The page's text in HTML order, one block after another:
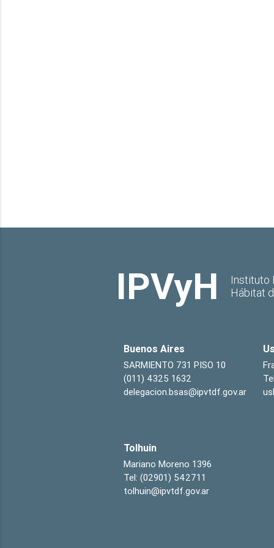
IPVyH
Instituto
Hábitat
Buenos Aires
SARMIENTO 731 PISO 10
(011) 4325 1632
delegacion.bsas@ipvtdf.gov.ar
Tolhuin
Mariano Moreno 1396
Tel: (02901) 542711
tolhuin@ipvtdf.gov.ar